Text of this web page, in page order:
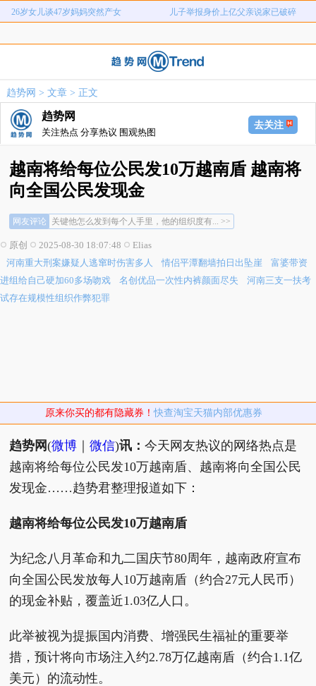
河南重大刑案嫌疑人逃窜时伤害多人 情侣平潭翻墙拍日出坠崖
河南三支一扶考试存在规模性组织作 1岁宝宝碰坏纸巾盒三亚酒店索赔924
26岁女儿谈47岁妈妈突然产女 儿子举报身价上亿父亲说家已破碎
趋势网 > 文章> 正文
趋势网
关注热点 分享热议 围观热图
去关注
越南将给每位公民发10万越南盾 越南将
向全国公民发现金
网友评论
关键他怎么发到每个人手里，他的组织度有... >>
越南盾汇率这么低么？平时用着多麻烦... >>
关键他怎么发到每个人手里，他的组织度有... >>
看到这汇率对比确实让人忍俊不禁，越南盾... >>
原创 2025-08-30 18:07:48
Elias
河南重大刑案嫌疑人逃窜时伤害多人
情侣平潭翻墙拍日出坠崖
富婆带资
进组给自己硬加60多场吻戏
名创优品一次性内裤颜面尽失
河南三支一扶考
试存在规模性组织作弊犯罪
原来你买的都有隐藏券！快查淘宝天猫内部优惠券
趋势网(微博 ｜微信)讯：今天网友热议的网络热点是
越南将给每位公民发10万越南盾、越南将向全国公民
发现金……趋势君整理报道如下：
越南将给每位公民发10万越南盾
为纪念八月革命和九二国庆节80周年，越南政府宣布
向全国公民发放每人10万越南盾（约合27元人民币）
的现金补贴，覆盖近1.03亿人口。
此举被视为提振国内消费、增强民生福祉的重要举
措，预计将向市场注入约2.78万亿越南盾（约合1.1亿
美元）的流动性。